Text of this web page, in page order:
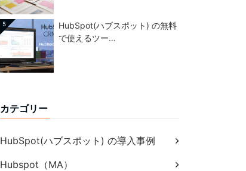
5
HubSpot(ハブスポット) の無料
で使えるツー…
カテゴリー
HubSpot(ハブスポット) の導入事例
Hubspot（MA）